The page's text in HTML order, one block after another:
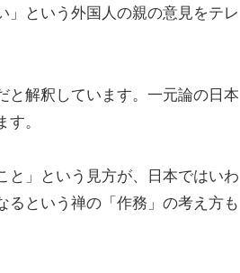
」という外国人の親の意見をテレ
と解釈しています。一元論の日本
。
」という見方が、日本ではいわ
るという禅の「作務」の考え方も